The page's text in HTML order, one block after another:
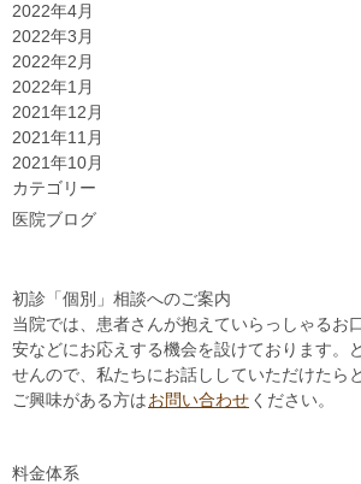
2022年4月
2022年3月
2022年2月
2022年1月
2021年12月
2021年11月
2021年10月
カテゴリー
医院ブログ
初診「個別」相談へのご案内
当院では、患者さんが抱えていらっしゃるお
安などにお応えする機会を設けております。
せんので、私たちにお話ししていただけたら
ご興味がある方はお問い合わせ ください。
料金体系